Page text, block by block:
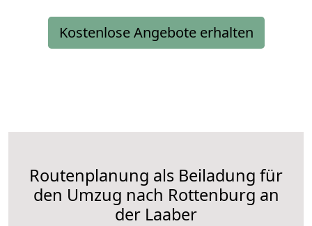
Kostenlose Angebote erhalten
Routenplanung als Beiladung für
den Umzug nach Rottenburg an
der Laaber